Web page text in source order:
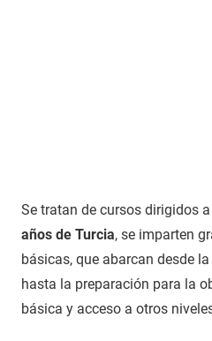
Se tratan de cursos dirigidos
años de Turcia, se imparten
básicas, que abarcan desde
hasta la preparación para la
básica y acceso a otros